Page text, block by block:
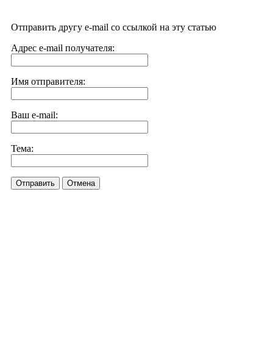
Отправить другу e-mail со ссылкой на эту статью
Адрес e-mail получателя:
Имя отправителя:
Ваш e-mail:
Тема:
Отправить Отмена